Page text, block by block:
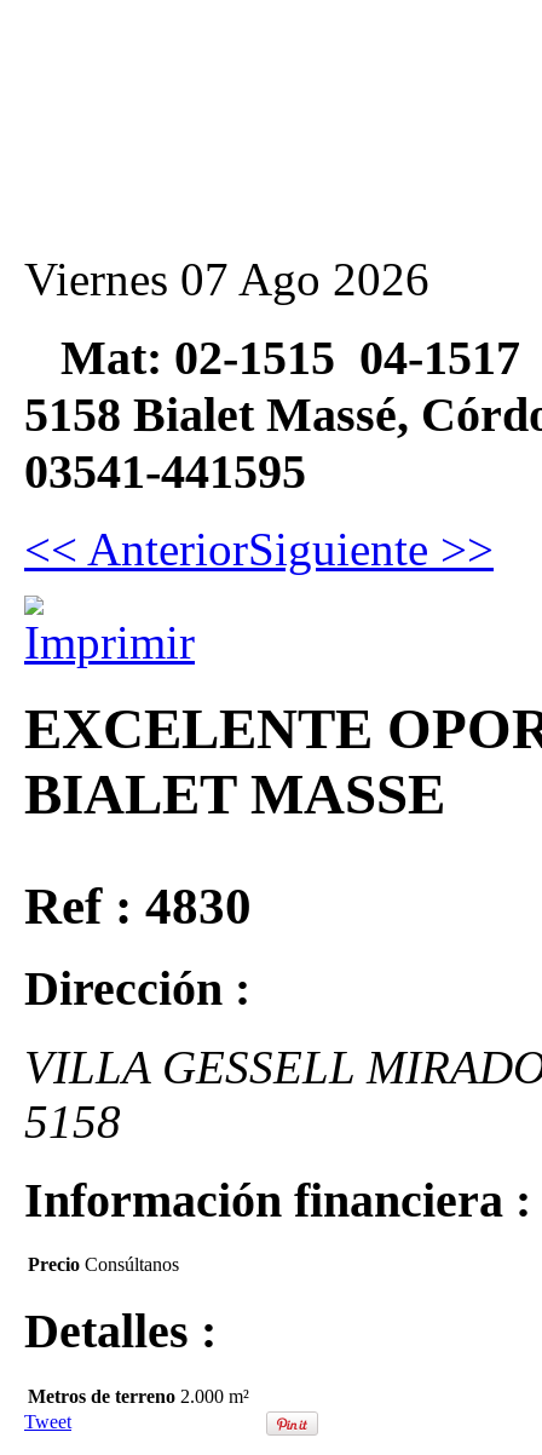
Viernes 07 Ago 2026
Mat: 02-1515 04-
5158 Bialet Massé,
03541-441595
<< AnteriorSiguiente >>
EXCELENTE
BIALET MASSE
Ref : 4830
Dirección :
VILLA GESSELL
5158
Información financiera :
Precio Consúltanos
Detalles :
Metros de terreno 2.000 m²
Tweet